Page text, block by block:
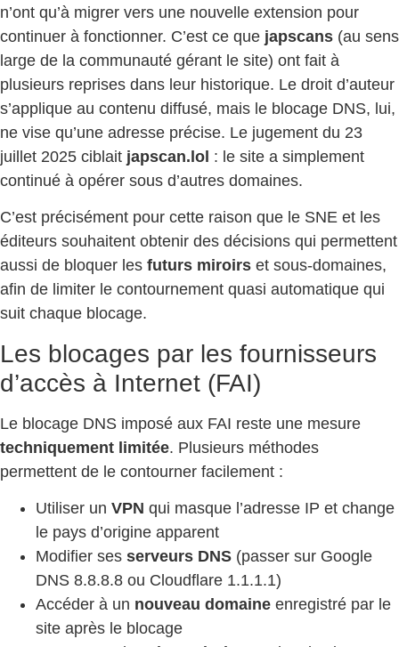
n’ont qu’à migrer vers une nouvelle extension pour
continuer à fonctionner. C’est ce que japscans (au sens
large de la communauté gérant le site) ont fait à
plusieurs reprises dans leur historique. Le droit d’auteur
s’applique au contenu diffusé, mais le blocage DNS, lui,
ne vise qu’une adresse précise. Le jugement du 23
juillet 2025 ciblait japscan.lol : le site a simplement
continué à opérer sous d’autres domaines.
C’est précisément pour cette raison que le SNE et les
éditeurs souhaitent obtenir des décisions qui permettent
aussi de bloquer les futurs miroirs et sous-domaines,
afin de limiter le contournement quasi automatique qui
suit chaque blocage.
Les blocages par les fournisseurs
d’accès à Internet (FAI)
Le blocage DNS imposé aux FAI reste une mesure
techniquement limitée. Plusieurs méthodes
permettent de le contourner facilement :
Utiliser un VPN qui masque l’adresse IP et change
le pays d’origine apparent
Modifier ses serveurs DNS (passer sur Google
DNS 8.8.8.8 ou Cloudflare 1.1.1.1)
Accéder à un nouveau domaine enregistré par le
site après le blocage